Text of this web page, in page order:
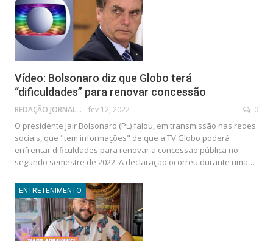
Vídeo: Bolsonaro diz que Globo terá
“dificuldades” para renovar concessão
REDAÇÃO JORNAL DA POLÍTICA fev 12, 2022 0
O presidente Jair Bolsonaro (PL) falou, em transmissão nas redes
sociais, que "tem informações" de que a TV Globo poderá
enfrentar dificuldades para renovar a concessão pública no
segundo semestre de 2022. A declaração ocorreu durante uma…
ENTRETENIMENTO